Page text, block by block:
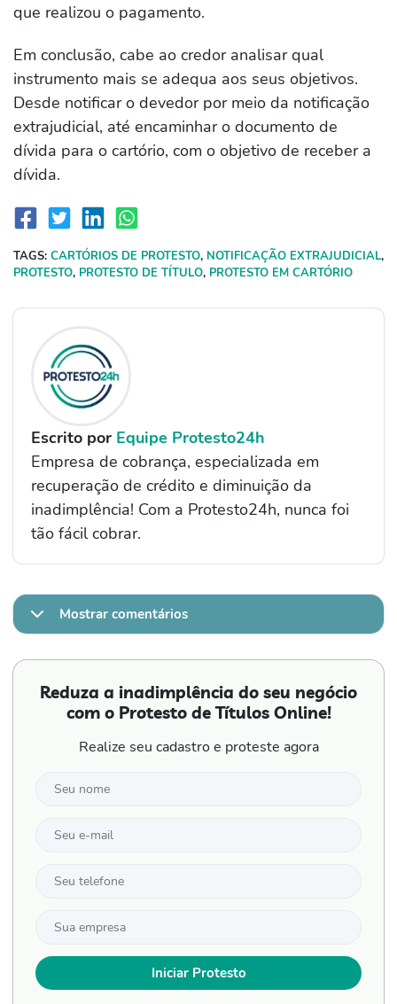
que realizou o pagamento.
Em conclusão, cabe ao credor analisar qual
instrumento mais se adequa aos seus objetivos.
Desde notificar o devedor por meio da notificação
extrajudicial, até encaminhar o documento de
dívida para o cartório, com o objetivo de receber a
dívida.
TAGS: CARTÓRIOS DE PROTESTO, NOTIFICAÇÃO EXTRAJUDICIAL,
PROTESTO, PROTESTO DE TÍTULO, PROTESTO EM CARTÓRIO
Escrito por Equipe Protesto24h
Empresa de cobrança, especializada em
recuperação de crédito e diminuição da
inadimplência! Com a Protesto24h, nunca foi
tão fácil cobrar.
Mostrar comentários
Reduza a inadimplência do seu negócio
com o Protesto de Títulos Online!
Realize seu cadastro e proteste agora